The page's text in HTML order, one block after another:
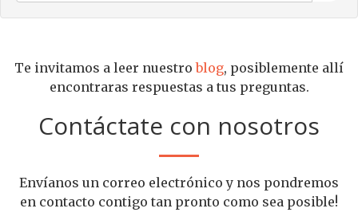
Te invitamos a leer nuestroblog, posiblemente allí
encontraras respuestas a tus preguntas.
Contáctate con nosotros
Envíanos un correo electrónico y nos pondremos
en contacto contigo tan pronto como sea posible!